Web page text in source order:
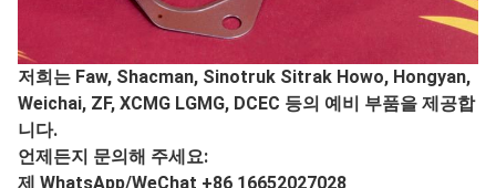
저희는 Faw, Shacman, Sinotruk Sitrak Howo, Hongyan,
Weichai, ZF, XCMG LGMG, DCEC 등의 예비 부품을 제공합
니다.
언제든지 문의해 주세요:
제 WhatsApp/WeChat +86 16652027028